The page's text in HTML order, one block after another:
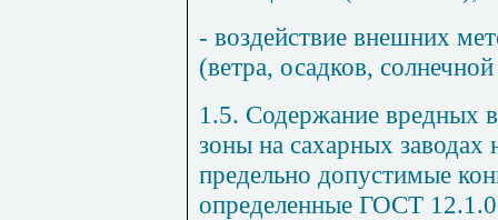
- воздействие внешних
(ветра, осадков,
1.5. Содержание вредных
зоны на сахарных
предельно допустимые
определенные ГОСТ